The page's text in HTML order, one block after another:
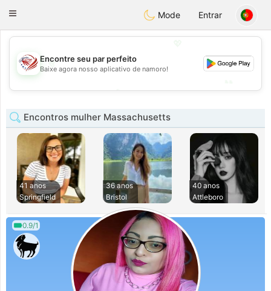
Dating
Toggle
Mode Entrar
💖
💕
Encontre seu par perfeito
Baixe agora nosso aplicativo de namoro!
Encontros mulher Massachusetts
41 anos
Springfield
36 anos
Bristol
40 anos
Attleboro
0.9/1